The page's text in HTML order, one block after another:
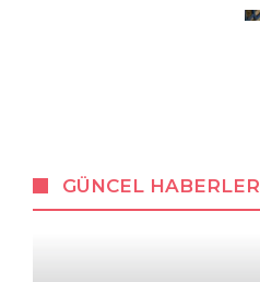
GÜNCEL HABERLER